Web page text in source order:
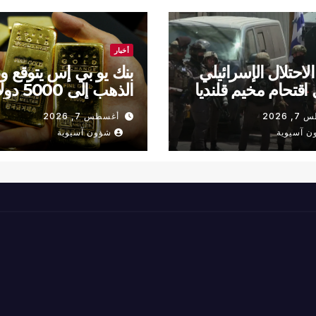
الإسرائيلي
مخيم قلنديا
آسيوية
أخبار
بنك يو بي إس
الذهب إلى
في 2027أغسطس 7, 2026
شؤون آسيوية